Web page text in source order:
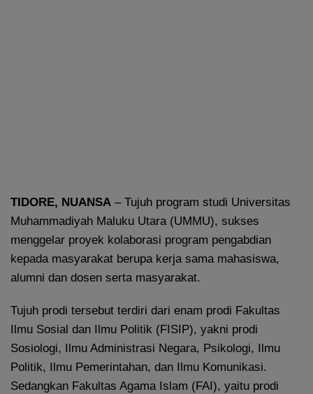
TIDORE, NUANSA – Tujuh program studi Universitas
Muhammadiyah Maluku Utara (UMMU), sukses
menggelar proyek kolaborasi program pengabdian
kepada masyarakat berupa kerja sama mahasiswa,
alumni dan dosen serta masyarakat.
Tujuh prodi tersebut terdiri dari enam prodi Fakultas
Ilmu Sosial dan Ilmu Politik (FISIP), yakni prodi
Sosiologi, Ilmu Administrasi Negara, Psikologi, Ilmu
Politik, Ilmu Pemerintahan, dan Ilmu Komunikasi.
Sedangkan Fakultas Agama Islam (FAI), yaitu prodi